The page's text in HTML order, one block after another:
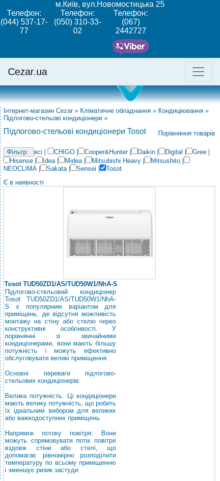
м.Київ, вул.Новомостицька 25
Телефон:
(044) 537-17-
77
Телефон:
(050) 310-33-
02
Телефон:
(067)
2442727
Cezar.ua
Інтернет-магазин Cezar » Кліматичне обладнання » Кондиціювання »
Підлогово-стельові кондиціонери »
Підлогово-стельові кондиціонери Tosot Порівняння товарів
всі CHIGO Cooper&Hunter| Daikin Digital Gree
Hisense
Idea| Midea| Mitsubishi Heavy Mitsushito
NEOCLIMA
Sakata| Sensei
Tosot
Є в наявності
Tosot TUD50ZD1/AS/TUD50W1/NhA-S
Підлогово-стельовий кондиціонер
Tosot TUD50ZD1/AS/TUD50W1/NhA-
S є популярним варіантом для
приміщень, де відсутня можливість
монтажу на стіну або стелю через
конструктивні особливості. У
порівнянні зі звичайними
кондиціонерами, вони мають більшу
потужність і можуть ефективно
обслуговувати великі приміщення.
Основні переваги підлогово-
стельових кондиціонерів:
Велика потужність: Ці кондиціонери
мають велику потужність, що робить
їх ідеальним вибором для великих
або важкодоступних приміщень.
Напрямок потоку повітря: Вони
можуть спрямовувати потік повітря
вздовж стіни або стелі, що
допомагає рівномірно розподілити
температуру по всьому приміщенню
і зменшує ризик застуди.